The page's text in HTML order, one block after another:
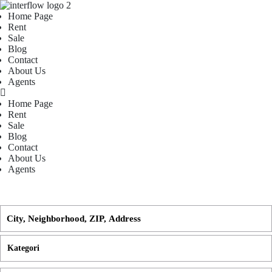
Home Page
Rent
Sale
Blog
Contact
About Us
Agents
Home Page
Rent
Sale
Blog
Contact
About Us
Agents